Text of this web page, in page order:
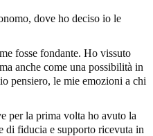
dove ho deciso io le
fosse fondante. Ho vissuto
anche come una possibilità in
pensiero, le mie emozioni a chi
per la prima volta ho avuto la
di fiducia e supporto ricevuta in